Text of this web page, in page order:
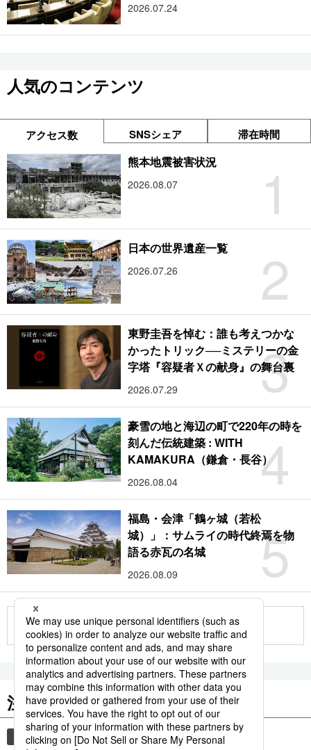
2026.07.24
人気のコンテンツ
アクセス数 SNSシェア 滞在時間
1
熊本地震被害状況
2026.08.07
2
日本の世界遺産一覧
2026.07.26
3
東野圭吾を悼む：誰も考えつかな
かったトリック──ミステリーの金
字塔『容疑者Ｘの献身』の舞台裏
2026.07.29
4
豪雪の地と海辺の町で220年の時を
刻んだ伝統建築 : WITH
KAMAKURA（鎌倉・長谷）
2026.08.04
5
福島・会津「鶴ヶ城（若松
城）」：サムライの時代終焉を物
語る赤瓦の名城
2026.08.09
もっと見る
注目のキーワード
共同通信ニュース 時事通信ニュース 観光